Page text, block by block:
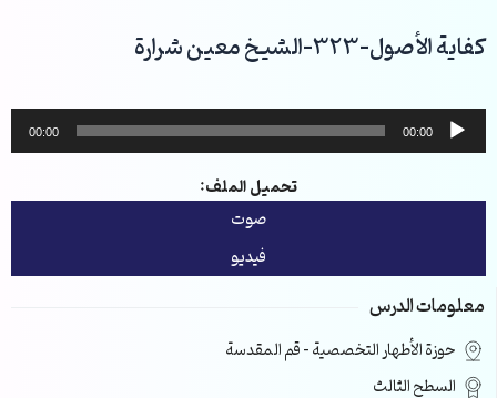
إلى
المحتوى
كفاية الأصول-323-الشيخ معين شرارة
مشغل
الصوت
00:00
00:00
تحميل الملف:
صوت
فيديو
معلومات الدرس
حوزة الأطهار التخصصية – قم المقدسة
السطح الثالث